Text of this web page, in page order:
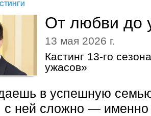
От любви до
13 мая 2026 г.
Кастинг 13-го
ужасов»
в успешную
с ней сложно —